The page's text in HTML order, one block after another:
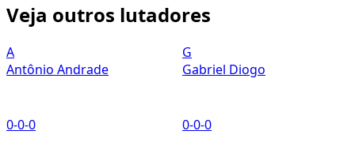
Veja outros lutadores
A
Antônio Andrade
0-0-0
G
Gabriel Diogo
0-0-0